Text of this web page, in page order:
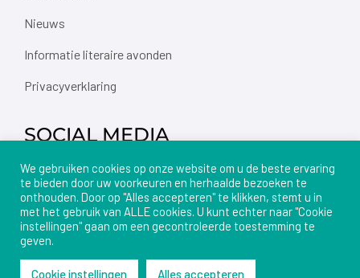
Nieuws
Informatie literaire avonden
Privacyverklaring
SOCIAL MEDIA
We gebruiken cookies op onze website om u de beste ervaring
te bieden door uw voorkeuren en herhaalde bezoeken te
onthouden. Door op "Alles accepteren" te klikken, stemt u in
met het gebruik van ALLE cookies. U kunt echter naar "Cookie
instellingen" gaan om een gecontroleerde toestemming te
geven.
Cookie instellingen Alles accepteren